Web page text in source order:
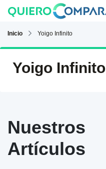
Inicio Yoigo Infinito
Yoigo Infinito
Nuestros
Artículos